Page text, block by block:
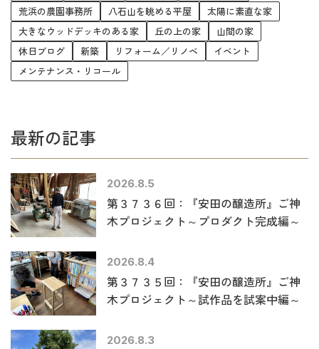
荒浜の農園事務所 八石山を眺める平屋
太陽に素直な家
大きなウッドデッキのある家
丘の上の家
山間の家
休日ブログ
新築 リフォーム／リノベ
イベント
メンテナンス・リコール
最新の記事
2026.8.5
第３７３６回：『安田の醸造所』ご神
木プロジェクト～プロダクト完成編～
2026.8.4
第３７３５回：『安田の醸造所』ご神
木プロジェクト～試作品を試案中編～
2026.8.3